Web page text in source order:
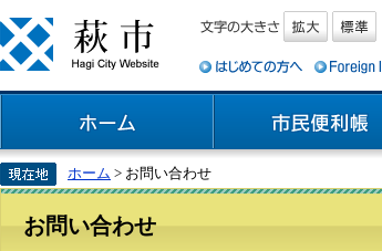
ホーム > お問い合わせ
お問い合わせ